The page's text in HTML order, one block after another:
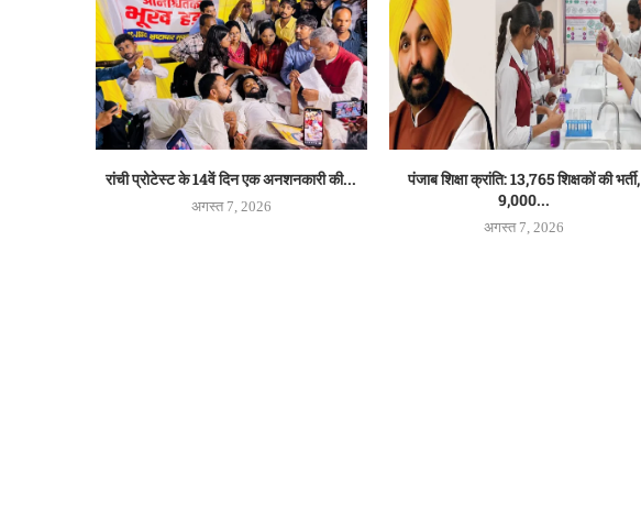
रांची प्रोटेस्ट के 14वें दिन एक अनशनकारी की...
अगस्त 7, 2026
पंजाब शिक्षा क्रांति: 13,765 शिक्षकों की भर्ती,
9,000...
अगस्त 7, 2026